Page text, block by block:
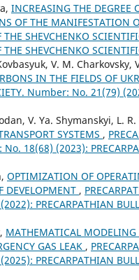
INCREASING THE DEGREE
OF THE MANIFESTATION
THE SHEVCHENKO
THE SHEVCHENKO
V. M. Charkovsky,
IN THE FIELDS OF
Number: No. 21(79)
V. Ya. Shymanskyi, L.
SYSTEMS ,
18(68) (2023):
OPTIMIZATION OF
DEVELOPMENT ,
PRECARPATHIAN
MATHEMATICAL MODELING
GAS LEAK ,
PRECARPATHIAN